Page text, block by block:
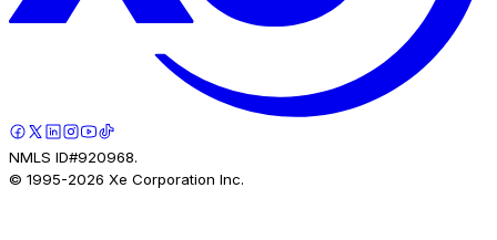
NMLS ID#920968.
© 1995-2026 Xe Corporation Inc.